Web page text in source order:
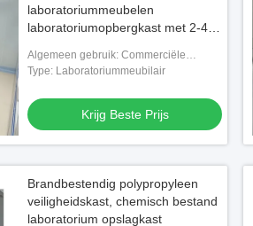
laboratoriummeubelen
laboratoriumopbergkast met 2-4
Algemeen gebruik: Commerciële
meubels
Type: Laboratoriummeubilair
Krijg Beste Prijs
Brandbestendig polypropyleen
veiligheidskast, chemisch bestand
laboratorium opslagkast